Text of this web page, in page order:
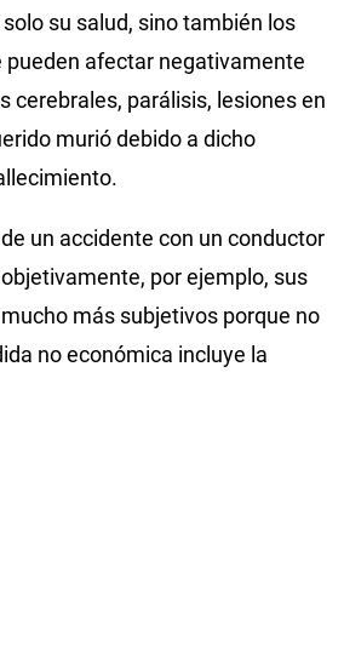
su salud, sino también los
pueden afectar negativamente
cerebrales, parálisis, lesiones en
murió debido a dicho
un accidente con un conductor
por ejemplo, sus
más subjetivos porque no
no económica incluye la